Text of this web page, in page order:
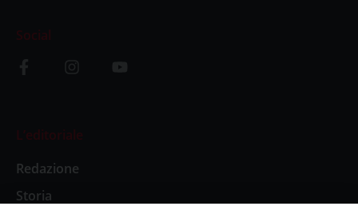
Social
L’editoriale
Redazione
Storia